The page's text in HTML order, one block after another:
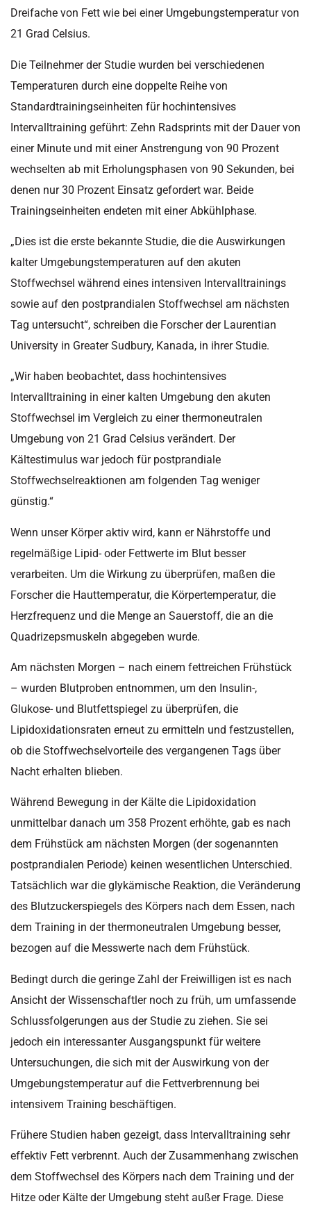
Dreifache von Fett wie bei einer Umgebungstemperatur von
21 Grad Celsius.
Die Teilnehmer der Studie wurden bei verschiedenen
Temperaturen durch eine doppelte Reihe von
Standardtrainingseinheiten für hochintensives
Intervalltraining geführt: Zehn Radsprints mit der Dauer von
einer Minute und mit einer Anstrengung von 90 Prozent
wechselten ab mit Erholungsphasen von 90 Sekunden, bei
denen nur 30 Prozent Einsatz gefordert war. Beide
Trainingseinheiten endeten mit einer Abkühlphase.
„Dies ist die erste bekannte Studie, die die Auswirkungen
kalter Umgebungstemperaturen auf den akuten
Stoffwechsel während eines intensiven Intervalltrainings
sowie auf den postprandialen Stoffwechsel am nächsten
Tag untersucht“, schreiben die Forscher der Laurentian
University in Greater Sudbury, Kanada, in ihrer Studie.
„Wir haben beobachtet, dass hochintensives
Intervalltraining in einer kalten Umgebung den akuten
Stoffwechsel im Vergleich zu einer thermoneutralen
Umgebung von 21 Grad Celsius verändert. Der
Kältestimulus war jedoch für postprandiale
Stoffwechselreaktionen am folgenden Tag weniger
günstig.“
Wenn unser Körper aktiv wird, kann er Nährstoffe und
regelmäßige Lipid- oder Fettwerte im Blut besser
verarbeiten. Um die Wirkung zu überprüfen, maßen die
Forscher die Hauttemperatur, die Körpertemperatur, die
Herzfrequenz und die Menge an Sauerstoff, die an die
Quadrizepsmuskeln abgegeben wurde.
Am nächsten Morgen – nach einem fettreichen Frühstück
– wurden Blutproben entnommen, um den Insulin-,
Glukose- und Blutfettspiegel zu überprüfen, die
Lipidoxidationsraten erneut zu ermitteln und festzustellen,
ob die Stoffwechselvorteile des vergangenen Tags über
Nacht erhalten blieben.
Während Bewegung in der Kälte die Lipidoxidation
unmittelbar danach um 358 Prozent erhöhte, gab es nach
dem Frühstück am nächsten Morgen (der sogenannten
postprandialen Periode) keinen wesentlichen Unterschied.
Tatsächlich war die glykämische Reaktion, die Veränderung
des Blutzuckerspiegels des Körpers nach dem Essen, nach
dem Training in der thermoneutralen Umgebung besser,
bezogen auf die Messwerte nach dem Frühstück.
Bedingt durch die geringe Zahl der Freiwilligen ist es nach
Ansicht der Wissenschaftler noch zu früh, um umfassende
Schlussfolgerungen aus der Studie zu ziehen. Sie sei
jedoch ein interessanter Ausgangspunkt für weitere
Untersuchungen, die sich mit der Auswirkung von der
Umgebungstemperatur auf die Fettverbrennung bei
intensivem Training beschäftigen.
Frühere Studien haben gezeigt, dass Intervalltraining sehr
effektiv Fett verbrennt. Auch der Zusammenhang zwischen
dem Stoffwechsel des Körpers nach dem Training und der
Hitze oder Kälte der Umgebung steht außer Frage. Diese